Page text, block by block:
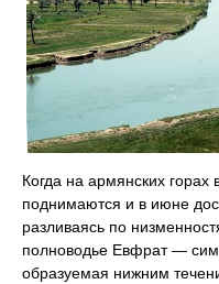
Когда на армянских
поднимаются и в июне
разливаясь по
полноводье Евфрат —
образуемая нижним